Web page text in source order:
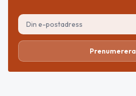
Prenumerera